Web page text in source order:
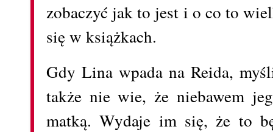
zobaczyć jak to jest i o co to
się w książkach.
Gdy Lina wpada na Reida,
także nie wie, że niebawem
matką. Wydaje im się, że to